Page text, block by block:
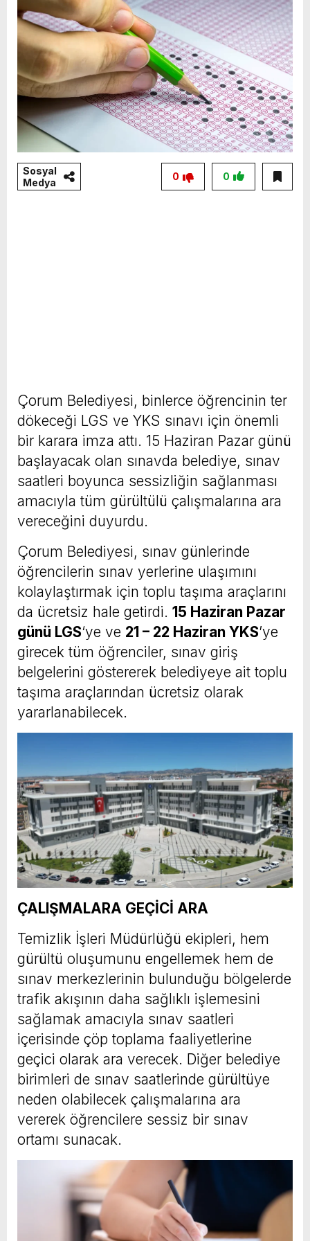
Sosyal
Medya
0
0
Çorum Belediyesi, binlerce öğrencinin ter
dökeceği LGS ve YKS sınavı için önemli
bir karara imza attı. 15 Haziran Pazar günü
başlayacak olan sınavda belediye, sınav
saatleri boyunca sessizliğin sağlanması
amacıyla tüm gürültülü çalışmalarına ara
vereceğini duyurdu.
Çorum Belediyesi, sınav günlerinde
öğrencilerin sınav yerlerine ulaşımını
kolaylaştırmak için toplu taşıma araçlarını
da ücretsiz hale getirdi. 15 Haziran Pazar
günü LGS‘ye ve 21 – 22 Haziran YKS’ye
girecek tüm öğrenciler, sınav giriş
belgelerini göstererek belediyeye ait toplu
taşıma araçlarından ücretsiz olarak
yararlanabilecek.
ÇALIŞMALARA GEÇİCİ ARA
Temizlik İşleri Müdürlüğü ekipleri, hem
gürültü oluşumunu engellemek hem de
sınav merkezlerinin bulunduğu bölgelerde
trafik akışının daha sağlıklı işlemesini
sağlamak amacıyla sınav saatleri
içerisinde çöp toplama faaliyetlerine
geçici olarak ara verecek. Diğer belediye
birimleri de sınav saatlerinde gürültüye
neden olabilecek çalışmalarına ara
vererek öğrencilere sessiz bir sınav
ortamı sunacak.